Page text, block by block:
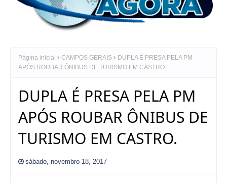
Página inicial CAMPOS GERAIS
DUPLA É PRESA PELA PM
APÓS ROUBAR ÔNIBUS DE TURISMO EM CASTRO.
DUPLA É PRESA PELA PM
APÓS ROUBAR ÔNIBUS DE
TURISMO EM CASTRO.
sábado, novembro 18, 2017